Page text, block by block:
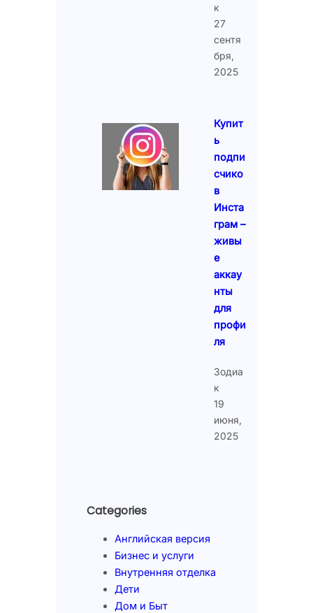
к
27
сентя
бря,
2025
Купит
ь
подпи
счико
в
Инста
грам –
живы
е
аккау
нты
для
профи
ля
Зодиа
к
19
июня,
2025
Categories
Английская версия
Бизнес и услуги
Внутренняя отделка
Дети
Дом и Быт